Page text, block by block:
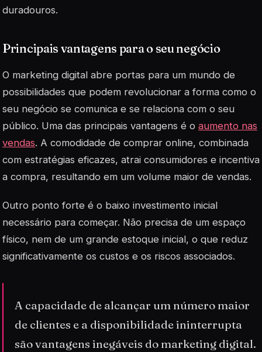
duradouros.
Principais vantagens para o seu negócio
O marketing digital abre portas para um mundo de
possibilidades que podem revolucionar a forma como o
seu negócio se comunica e se relaciona com o seu
público. Uma das principais vantagens é o aumento nas
vendas. A comodidade de comprar online, combinada
com estratégias eficazes, atrai consumidores e incentiva
a compra, resultando em um volume maior de vendas.
Outro ponto forte é o baixo investimento inicial
necessário para começar. Não precisa de um espaço
físico, nem de um grande estoque inicial, o que reduz
significativamente os custos e os riscos associados.
A capacidade de alcançar um número maior
de clientes e a disponibilidade ininterrupta
são vantagens inegáveis do marketing digital.